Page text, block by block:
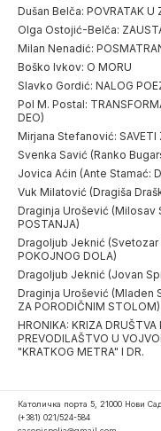
Dušan Belča: POVRATAK U
Olga Ostojić-Belča:
Milan Nenadić:
Boško Ivkov: O MORU
Slavko Gordić: NALOG
Pol M. Postal:
DEO)
Mirjana Stefanović: SAVETI
Svenka Savić (Ranko
Jovica Aćin (Ante Stamać:
Vuk Milatović (Dragiša
Draginja Urošević (Milosav
POSTANJA)
Dragoljub Jeknić (Svetozar
POKOJNOG DOLA)
Dragoljub Jeknić (Jovan
Draginja Urošević (Mladen
ZA PORODIČNIM STOLOM)
HRONIKA: KRIZA
PREVODILAŠTVO U
"KRATKOG METRA" I DR.
Католичка порта 5, 21000 Нови
(+381) 021/524-584